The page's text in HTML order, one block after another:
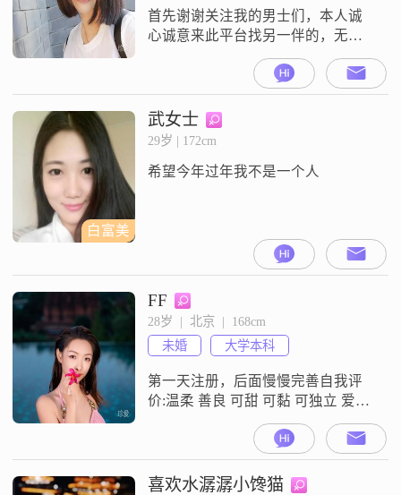
的压力。没有那些复杂的心思，就
是
首先谢谢关注我的男士们，本人诚
心诚意来此平台找另一伴的，无诚
意的别找我，我没时间陪你聊天，
被骗过的别找我，我没义务陪你疗
伤，我注重生活质量，我自己很自
律每天坚持运动，30年驾龄吉林四
平老家有自己的独立住房有车，退
本人都是近期照没有美颜，注明:目
白富美
武女士
29岁 | 172cm
希望今年过年我不是一个人
FF
28岁  |  北京  |  168cm
未婚
大学本科
第一天注册，后面慢慢完善自我评
价:温柔 善良 可甜 可黏 可独立 爱笑
性格非常好 有爱心……喜欢类型:温
暖有爱，真诚，情绪稳定很重要！
喜欢水潺潺小馋猫